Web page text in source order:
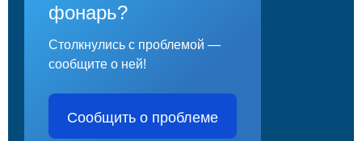
фонарь?
Столкнулись с проблемой —
сообщите о ней!
Сообщить о проблеме